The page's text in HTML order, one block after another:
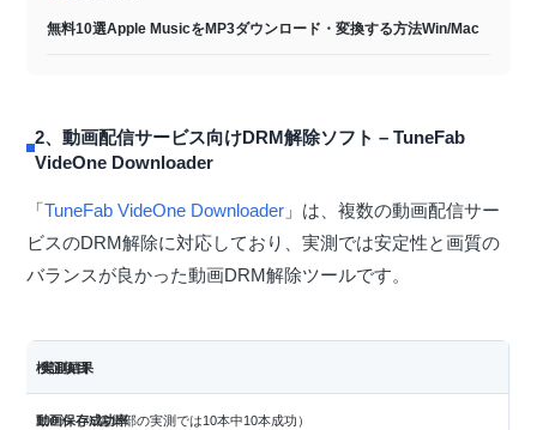
無料10選Apple MusicをMP3ダウンロード・変換する方法Win/Mac
2、動画配信サービス向けDRM解除ソフト – TuneFab
VideOne Downloader
「TuneFab VideOne Downloader 」は、複数の動画配信サー
ビスのDRM解除に対応しており、実測では安定性と画質の
バランスが良かった動画DRM解除ツールです。
検証項目
実測結果
動画保存成功率
100％（※編集部の実測では10本中10本成功）